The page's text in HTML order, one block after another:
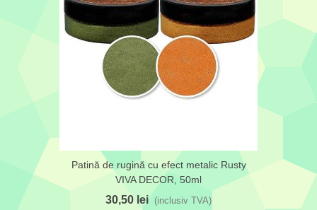
Patină de rugină cu efect metalic Rusty
VIVA DECOR, 50ml
30,50 lei (inclusiv TVA)